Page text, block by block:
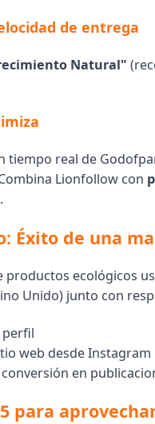
de entrega
Natural"
tiempo real de
Lionfollow con
Éxito de una
productos ecológicos
Unido) junto con
perfil
web desde Instagram
en
para